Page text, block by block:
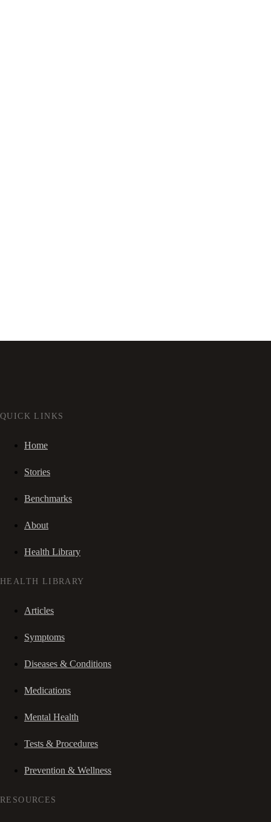
QUICK LINKS
Home
Stories
Benchmarks
About
Health Library
HEALTH LIBRARY
Articles
Symptoms
Diseases & Conditions
Medications
Mental Health
Tests & Procedures
Prevention & Wellness
RESOURCES